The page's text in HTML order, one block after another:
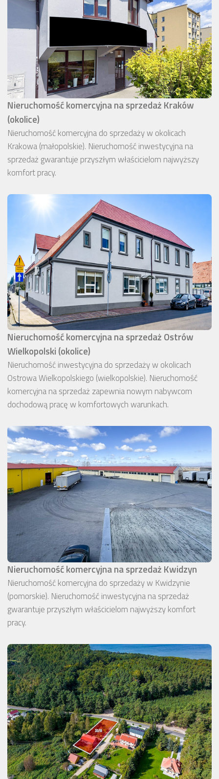
Nieruchomość komercyjna na sprzedaż Kraków
(okolice)
Nieruchomość komercyjna do sprzedaży w okolicach
Krakowa (małopolskie). Nieruchomość inwestycyjna na
sprzedaż gwarantuje przyszłym właścicielom najwyższy
komfort pracy.
Nieruchomość komercyjna na sprzedaż Ostrów
Wielkopolski (okolice)
Nieruchomość inwestycyjna do sprzedaży w okolicach
Ostrowa Wielkopolskiego (wielkopolskie). Nieruchomość
komercyjna na sprzedaż zapewnia nowym nabywcom
dochodową pracę w komfortowych warunkach.
Nieruchomość komercyjna na sprzedaż Kwidzyn
Nieruchomość komercyjna do sprzedaży w Kwidzynie
(pomorskie). Nieruchomość inwestycyjna na sprzedaż
gwarantuje przyszłym właścicielom najwyższy komfort
pracy.